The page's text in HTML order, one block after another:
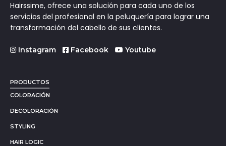
Hairssime, ofrece una solución para cada uno de los
servicios del profesional en la peluquería para lograr una
transformación del cabello de sus clientes.
Instagram Facebook Youtube
PRODUCTOS
COLORACIÓN
DECOLORACIÓN
STYLING
HAIR LOGIC